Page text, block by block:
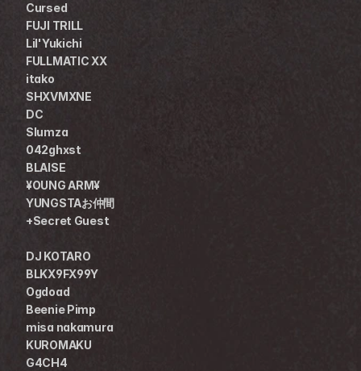
Cursed
FUJI TRILL
Lil'Yukichi
FULLMATIC XX
itako
SHXVMXNE
DC
Slumza
042ghxst
BLAISE
¥OUNG ARM¥
YUNGSTAお仲間
+Secret Guest
DJ KOTARO
BLKX9FX99Y
Ogdoad
Beenie Pimp
misa nakamura
KUROMAKU
G4CH4